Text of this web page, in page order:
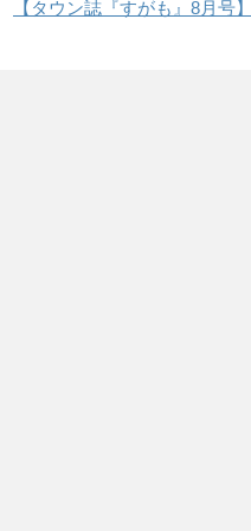
【タウン誌『すがも』8月号